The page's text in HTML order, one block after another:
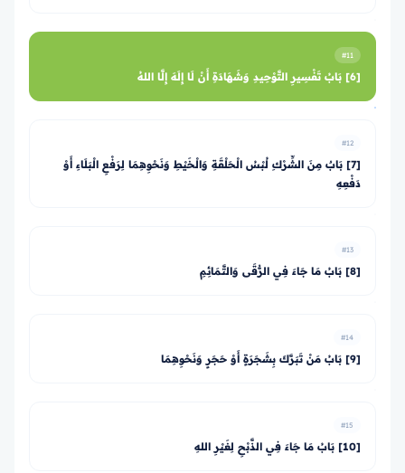
#11
[6] بَابُ تَفْسِيرِ التَّوْحِيدِ وَشَهَادَةِ أَنْ لَا إِلَهَ إِلَّا اللهُ
#12
[7] بَابٌ مِنَ الشِّرْكِ لُبْسُ الْحَلْقَةِ وَالْخَيْطِ وَنَحْوِهِمَا لِرَفْعِ الْبَلَاءِ أَوْ
دَفْعِهِ
#13
[8] بَابُ مَا جَاءَ فِي الرُّقَى وَالتَّمَائِمِ
#14
[9] بَابُ مَنْ تَبَرَّكَ بِشَجَرَةٍ أَوْ حَجَرٍ وَنَحْوِهِمَا
#15
[10] بَابُ مَا جَاءَ فِي الذَّبْحِ لِغَيْرِ اللهِ